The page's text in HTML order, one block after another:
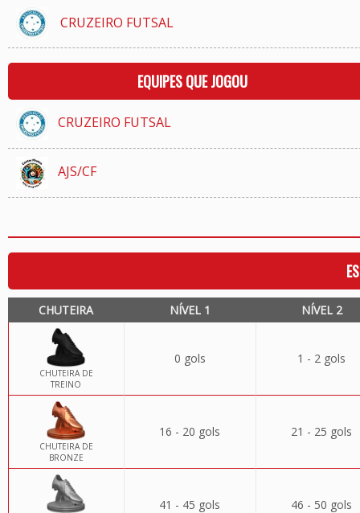
CRUZEIRO FUTSAL
EQUIPES QUE JOGOU
CRUZEIRO FUTSAL
AJS/CF
CHUTEIRA NÍVEL 1 NÍVEL 2
CHUTEIRA DE
TREINO
0 gols 1 - 2 gols
CHUTEIRA DE
BRONZE
16 - 20 gols 21 - 25 gols
41 - 45 gols 46 - 50 gols